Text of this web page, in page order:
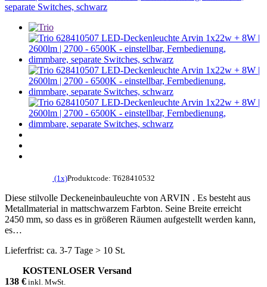
(1x)Produktcode: T628410532
Diese stilvolle Deckeneinbauleuchte von ARVIN . Es besteht aus
Metallmaterial in mattschwarzem Farbton. Seine Breite erreicht
2450 mm, so dass es in größeren Räumen aufgestellt werden kann,
es…
Lieferfrist: ca. 3-7 Tage > 10 St.
KOSTENLOSER Versand
138 € inkl. MwSt.